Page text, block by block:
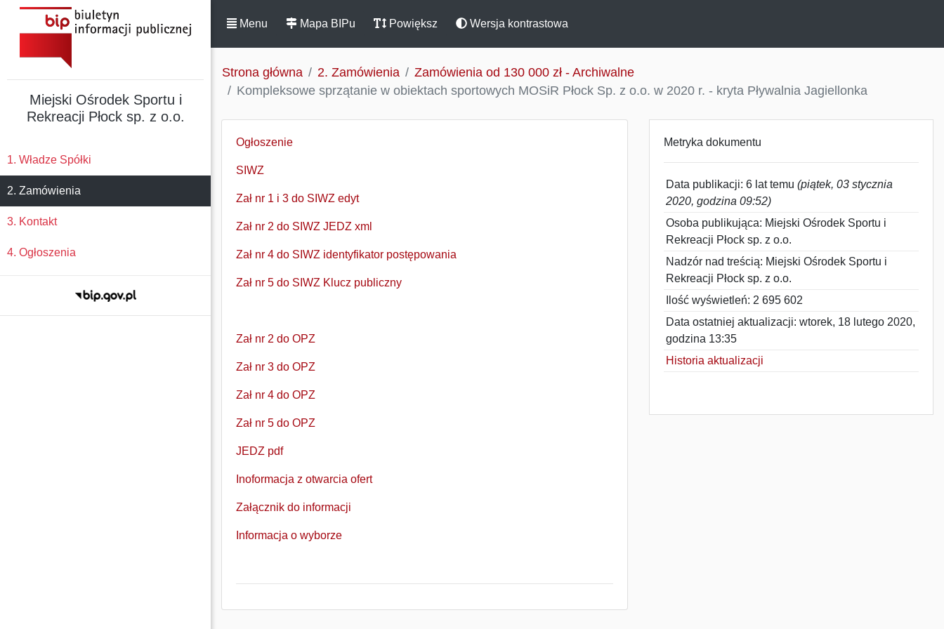
Miejski Ośrodek Sportu i
Rekreacji Płock sp. z o.o.
1. Władze Spółki
2. Zamówienia
3. Kontakt
4. Ogłoszenia
Menu Mapa BIPu Powiększ Wersja kontrastowa
Strona główna 2. Zamówienia
Zamówienia od 130 000 zł - Archiwalne
Kompleksowe sprzątanie w obiektach sportowych MOSiR Płock Sp. z o.o. w 2020 r. - kryta Pływalnia Jagiellonka
Ogłoszenie
SIWZ
Zał nr 1 i 3 do SIWZ edyt
Zał nr 2 do SIWZ JEDZ xml
Zał nr 4 do SIWZ identyfikator postępowania
Zał nr 5 do SIWZ Klucz publiczny
Zał nr 2 do OPZ
Zał nr 3 do OPZ
Zał nr 4 do OPZ
Zał nr 5 do OPZ
JEDZ pdf
Inoformacja z otwarcia ofert
Załącznik do informacji
Informacja o wyborze
Metryka dokumentu
Data publikacji: 6 lat temu (piątek, 03 stycznia
2020, godzina 09:52)
Osoba publikująca: Miejski Ośrodek Sportu i
Rekreacji Płock sp. z o.o.
Nadzór nad treścią: Miejski Ośrodek Sportu i
Rekreacji Płock sp. z o.o.
Ilość wyświetleń: 2 695 602
Data ostatniej aktualizacji: wtorek, 18 lutego 2020,
godzina 13:35
Historia aktualizacji